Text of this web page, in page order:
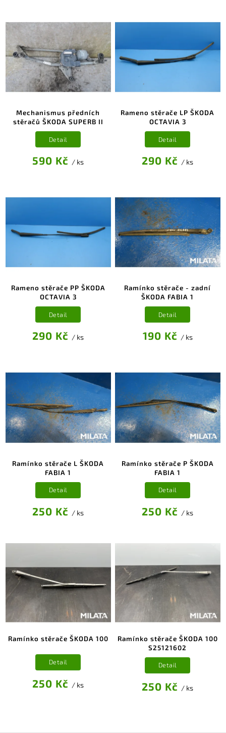
Mechanismus předních
stěračů ŠKODA SUPERB II
590 Kč / ks
Detail
Rameno stěrače LP ŠKODA
OCTAVIA 3
290 Kč / ks
Detail
Rameno stěrače PP ŠKODA
OCTAVIA 3
290 Kč / ks
Detail
Ramínko stěrače - zadní
ŠKODA FABIA 1
190 Kč / ks
Detail
Ramínko stěrače L ŠKODA
FABIA 1
250 Kč / ks
Detail
Ramínko stěrače P ŠKODA
FABIA 1
250 Kč / ks
Detail
Ramínko stěrače ŠKODA 100
250 Kč / ks
Detail
Ramínko stěrače ŠKODA 100
S25121602
250 Kč / ks
Detail